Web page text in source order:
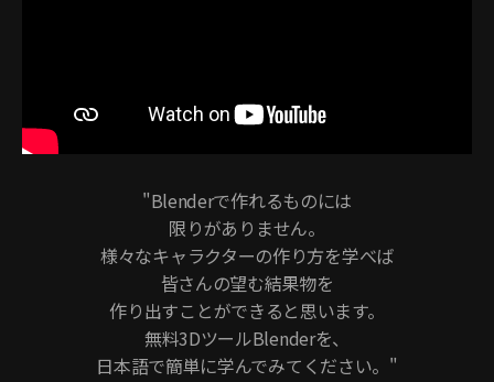
"Blenderで作れるものには
限りがありません。
様々なキャラクターの作り方を学べば
皆さんの望む結果物を
作り出すことができると思います。
無料3DツールBlenderを、
日本語で簡単に学んでみてください。"